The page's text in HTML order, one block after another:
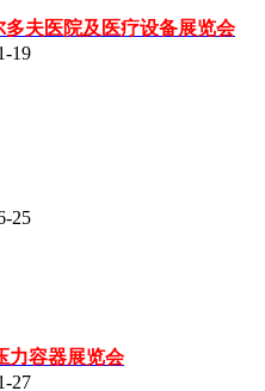
夫医院及医疗设备展览会
19
25
力容器展览会
27